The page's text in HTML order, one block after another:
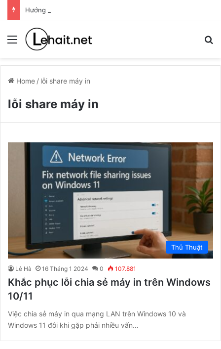
Hướng dẫn tạo USB cài Windows bằng Rufus
Menu
Home / lỗi share máy in
lỗi share máy in
Thủ Thuật
Lê Hà 16 Tháng 1 2024 0 107.881
Khắc phục lỗi chia sẻ máy in trên Windows
10/11
Việc chia sẻ máy in qua mạng LAN trên Windows 10 và
Windows 11 đôi khi gặp phải nhiều vấn…